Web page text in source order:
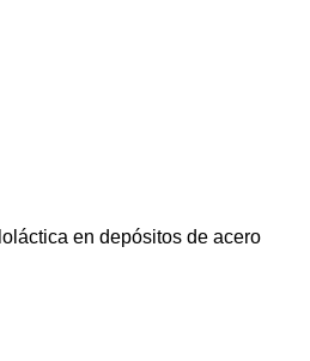
en depósitos de acero